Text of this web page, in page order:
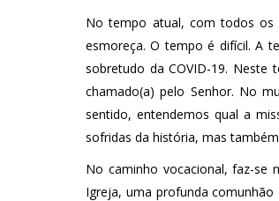
No tempo atual, com todos os
esmoreça. O tempo é difícil. A
sobretudo da COVID-19.
chamado(a) pelo Senhor. No
sentido, entendemos qual a
sofridas da história, mas
No caminho vocacional, faz-se
Igreja, uma profunda